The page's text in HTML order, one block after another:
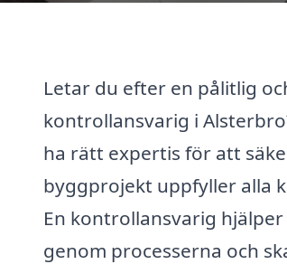
Letar du efter en pålitlig
kontrollansvarig i
ha rätt expertis för att
byggprojekt uppfyller alla
En kontrollansvarig
genom processerna och